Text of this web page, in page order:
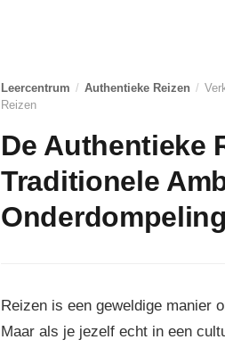
Leercentrum / Authentieke Reizen /
Reizen
De Authentieke
Traditionele
Onderdompeling
Reizen is een geweldige manier
Maar als je jezelf echt in een